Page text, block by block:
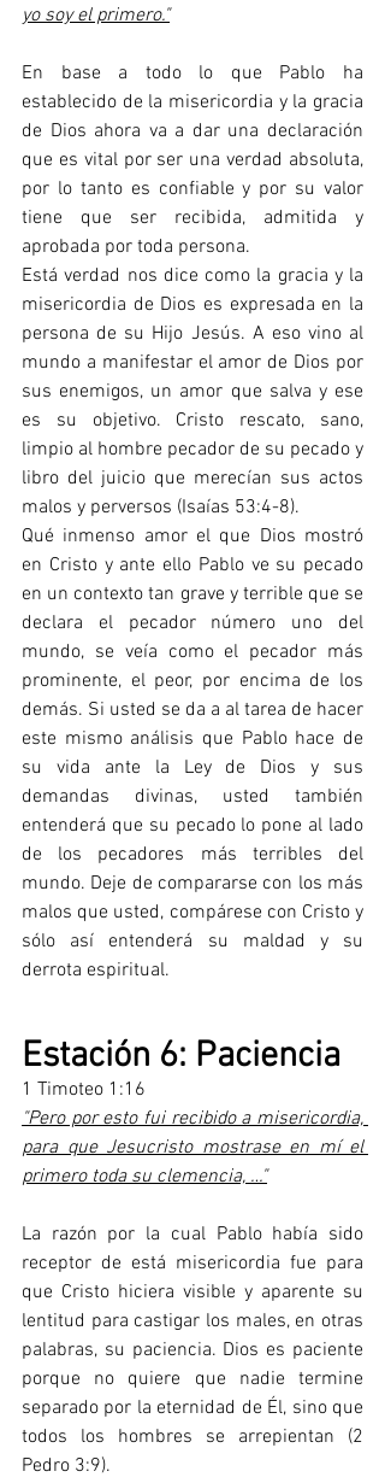
yo soy el primero."
En base a todo lo que Pablo ha
establecido de la misericordia y la gracia
de Dios ahora va a dar una declaración
que es vital por ser una verdad absoluta,
por lo tanto es confiable y por su valor
tiene que ser recibida, admitida y
aprobada por toda persona.
Está verdad nos dice como la gracia y la
misericordia de Dios es expresada en la
persona de su Hijo Jesús. A eso vino al
mundo a manifestar el amor de Dios por
sus enemigos, un amor que salva y ese
es su objetivo. Cristo rescato, sano,
limpio al hombre pecador de su pecado y
libro del juicio que merecían sus actos
malos y perversos (Isaías 53:4-8).
Qué inmenso amor el que Dios mostró
en Cristo y ante ello Pablo ve su pecado
en un contexto tan grave y terrible que se
declara el pecador número uno del
mundo, se veía como el pecador más
prominente, el peor, por encima de los
demás. Si usted se da a al tarea de hacer
este mismo análisis que Pablo hace de
su vida ante la Ley de Dios y sus
demandas divinas, usted también
entenderá que su pecado lo pone al lado
de los pecadores más terribles del
mundo. Deje de compararse con los más
malos que usted, compárese con Cristo y
sólo así entenderá su maldad y su
derrota espiritual.
Estación 6: Paciencia
1 Timoteo 1:16
"Pero por esto fui recibido a misericordia,
para que Jesucristo mostrase en mí el
primero toda su clemencia, …"
La razón por la cual Pablo había sido
receptor de está misericordia fue para
que Cristo hiciera visible y aparente su
lentitud para castigar los males, en otras
palabras, su paciencia. Dios es paciente
porque no quiere que nadie termine
separado por la eternidad de Él, sino que
todos los hombres se arrepientan (2
Pedro 3:9).